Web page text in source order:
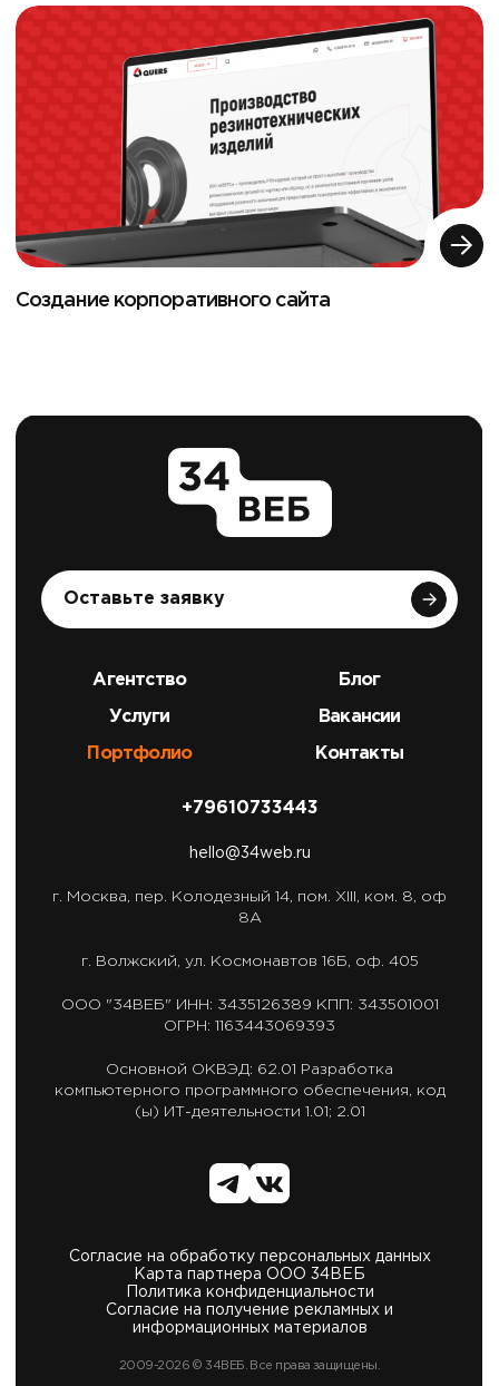
Создание корпоративного сайта
Оставьте заявку
Агентство
Услуги
Портфолио
Блог
Вакансии
Контакты
+79610733443
hello@34web.ru
г. Москва, пер. Колодезный 14, пом. XIII, ком. 8, оф
8А
г. Волжский, ул. Космонавтов 16Б, оф. 405
ООО "34ВЕБ" ИНН: 3435126389 КПП: 343501001
ОГРН: 1163443069393
Основной ОКВЭД: 62.01
Разработка
компьютерного программного обеспечения, код
(ы) ИТ-деятельности 1.01; 2.01
Согласие на обработку персональных данных
Карта партнера ООО 34ВЕБ
Политика конфиденциальности
Согласие на получение рекламных и
информационных материалов
2009-2026 © 34ВЕБ. Все права защищены.